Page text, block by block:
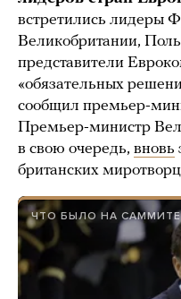
встретились лидеры
Великобритании,
представители
«обязательных
сообщил премьер-
Премьер-министр
в свою очередь, вновь
британских
ЧТО БЫЛО НА САММИТЕ